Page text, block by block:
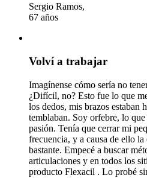
Sergio Ramos,
67 años
Volví a trabajar
Imagínense cómo sería no
¿Difícil, no? Esto fue lo que
los dedos, mis brazos estaban
temblaban. Soy orfebre, lo
pasión. Tenía que cerrar mi
frecuencia, y a causa de ello
bastante. Empecé a buscar
articulaciones y en todos los
producto Flexacil . Lo probé